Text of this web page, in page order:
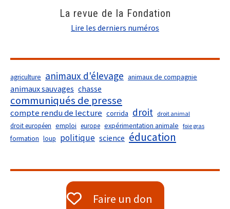
La revue de la Fondation
Lire les derniers numéros
agriculture animaux d'élevage animaux de compagnie
animaux sauvages chasse
communiqués de presse
compte rendu de lecture corrida droit droit animal
droit européen emploi europe expérimentation animale foie gras
formation loup politique science éducation
Faire un don